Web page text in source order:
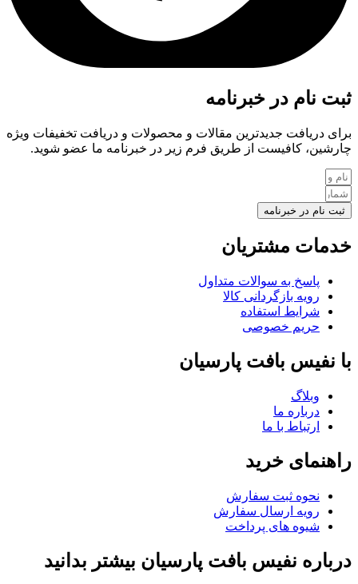
ثبت نام در خبرنامه
برای دریافت جدیدترین مقالات و محصولات و دریافت تخفیفات ویژه
چارشین، کافیست از طریق فرم زیر در خبرنامه ما عضو شوید.
ثبت نام در خبرنامه
خدمات مشتریان
پاسخ به سوالات متداول
رویه بازگردانی کالا
شرایط استفاده
حریم خصوصی
با نفیس بافت پارسیان
وبلاگ
درباره ما
ارتباط با ما
راهنمای خرید
نحوه ثبت سفارش
رویه ارسال سفارش
شیوه های پرداخت
درباره نفیس بافت پارسیان بیشتر بدانید